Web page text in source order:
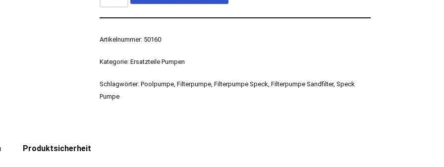
Artikelnummer: 50160
Kategorie:Ersatzteile Pumpen
Schlagwörter:Poolpumpe,Filterpumpe,Filterpumpe Speck,Filterpumpe Sandfilter,Speck
Pumpe
Produktsicherheit